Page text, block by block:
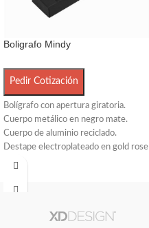
Boligrafo Mindy
Pedir Cotización
Bolígrafo con apertura giratoria.
Cuerpo metálico en negro mate.
Cuerpo de aluminio reciclado.
Destape electroplateado en gold rose
en la parte superior. Recarga metálica.
rose. Medidas: 13,3 cm. Peso: 22 g.
regalo negra.